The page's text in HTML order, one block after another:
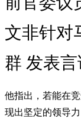
文非针对
群 发表
他指出，若能在
现出坚定的领导